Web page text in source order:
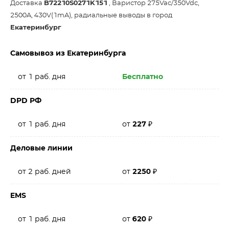
Доставка B72210S0271K151 , Варистор 275Vac/350Vdc,
2500A, 430V(1mA), радиальные выводы в город
Екатеринбург
Самовывоз из Екатеринбурга
от 1 раб. дня Бесплатно
DPD РФ
от 1 раб. дня от 227 ₽
Деловые линии
от 2 раб. дней от 2250 ₽
EMS
от 1 раб. дня от 620 ₽